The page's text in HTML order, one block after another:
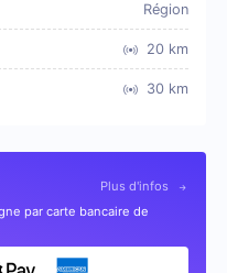
Région
20 km
30 km
Plus d'infos
par carte bancaire de